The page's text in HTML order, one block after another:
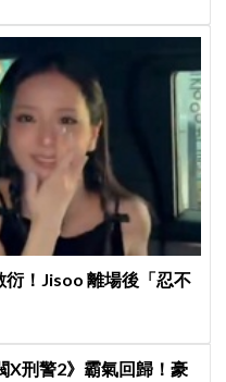
！Jisoo 離場後「忍不
X刑警2》霸氣回歸！豪